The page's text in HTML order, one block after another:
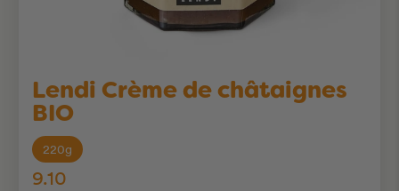
Lendi Crème de châtaignes
BIO
220g
9.10